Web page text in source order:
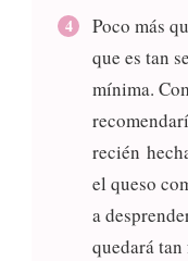
Poco más
que es tan
mínima.
recién
el queso
a
quedará